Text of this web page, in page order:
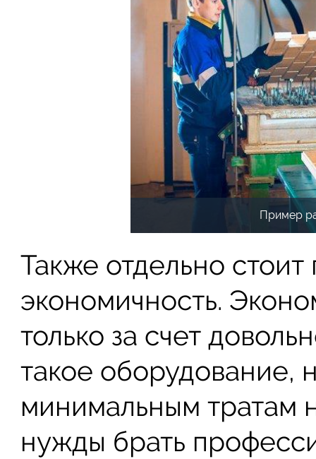
Пример
Также отдельно
экономичность.
только за счет
такое оборудование,
минимальным тратам
нужды брать